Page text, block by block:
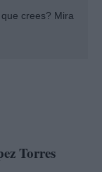
crees? Mira
Torres